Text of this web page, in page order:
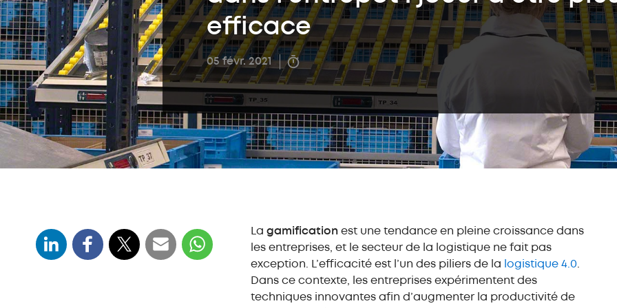
push-back (LIFO)
Entrepôts
autoportants
Rayonnage
métallique
Rayonnage
d'entrepôt mi-lourd
Rayonnage léger
Rayonnage
dynamique (FIFO)
industrielle
Rayonnage
cantilever
Cloison industrielle
bacs
bacs
Easy Assistant
Easy Monitor
Easy Mecalux
Education
efficace
05 févr. 2021
La gamification est une tendance en pleine croissance dans
les entreprises, et le secteur de la logistique ne fait pas
exception. L’efficacité est l’un des piliers de la logistique 4.0
Dans ce contexte, les entreprises expérimentent des
techniques innovantes afin d’augmenter la productivité de